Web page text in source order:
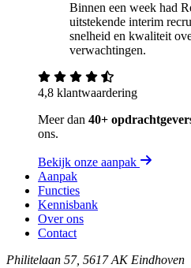
Binnen een week had
uitstekende interim
snelheid en kwaliteit
verwachtingen.
4,8 klantwaardering
Meer dan 40+
ons.
Bekijk onze aanpak
Aanpak
Functies
Kennisbank
Over ons
Contact
Philitelaan 57, 5617 AK Eindhoven